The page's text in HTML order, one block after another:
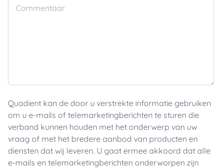
Commentaar
Quadient kan de door u verstrekte informatie gebruiken
om u e-mails of telemarketingberichten te sturen die
verband kunnen houden met het onderwerp van uw
vraag of met het bredere aanbod van producten en
diensten dat wij leveren. U gaat ermee akkoord dat alle
e-mails en telemarketingberichten onderworpen zijn